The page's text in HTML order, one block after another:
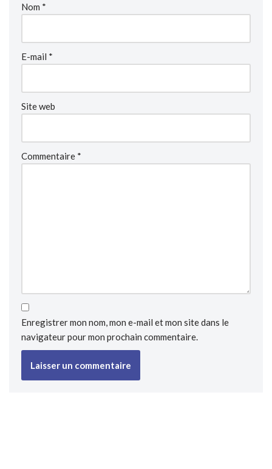
Nom *
E-mail *
Site web
Commentaire *
Enregistrer mon nom, mon e-mail et mon site dans le
navigateur pour mon prochain commentaire.